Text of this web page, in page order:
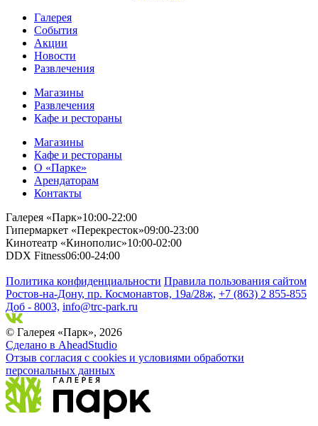
Галерея
События
Акции
Новости
Развлечения
Магазины
Развлечения
Кафе и рестораны
Магазины
Кафе и рестораны
О «Парке»
Арендаторам
Контакты
Галерея «Парк»10:00-22:00
Гипермаркет «Перекресток»09:00-23:00
Кинотеатр «Кинополис»10:00-02:00
DDX Fitness06:00-24:00
Политика конфиденциальности Правила пользования сайтом
Ростов-на-Дону, пр. Космонавтов, 19а/28ж, +7 (863) 2 855-855
Доб - 8003, info@trc-park.ru
© Галерея «Парк», 2026
Сделано в AheadStudio
Отзыв согласия с cookies и условиями обработки
персональных данных